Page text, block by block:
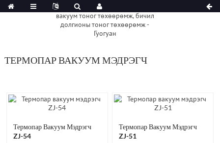
ТЕРМОПАР ВАКУУМ МЭДРЭГЧ
Термопар Вакуум Мэдрэгч
ZJ-54
Термопар Вакуум Мэдрэгч
ZJ-51